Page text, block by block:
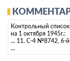
Контрольный
на 1 октября 1945г.:
... 11. С-4 №8742, 6-й
...